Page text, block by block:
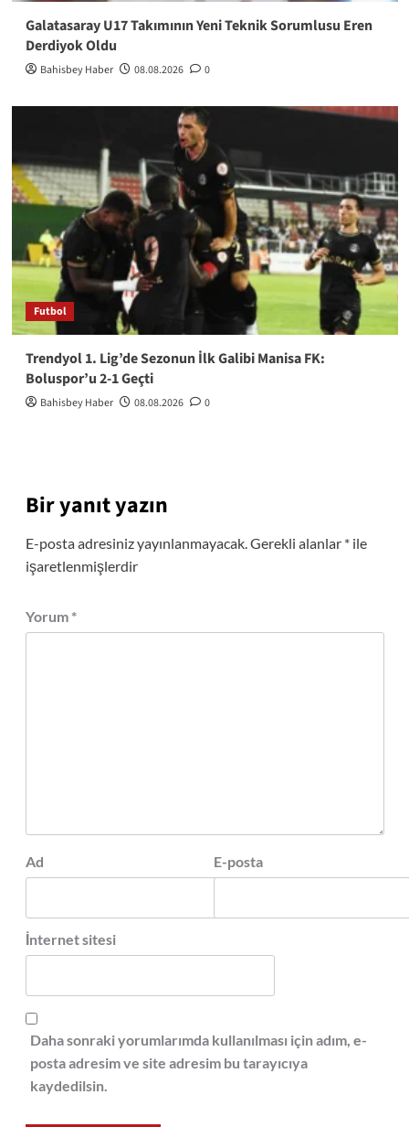
Galatasaray U17 Takımının Yeni Teknik Sorumlusu Eren
Derdiyok Oldu
Bahisbey Haber 08.08.2026 0
Futbol
Trendyol 1. Lig’de Sezonun İlk Galibi Manisa FK:
Boluspor’u 2-1 Geçti
Bahisbey Haber 08.08.2026 0
Bir yanıt yazın
E-posta adresiniz yayınlanmayacak. Gerekli alanlar *ile
işaretlenmişlerdir
Yorum *
Ad E-posta
İnternet sitesi
Daha sonraki yorumlarımda kullanılması için adım, e-
posta adresim ve site adresim bu tarayıcıya
kaydedilsin.